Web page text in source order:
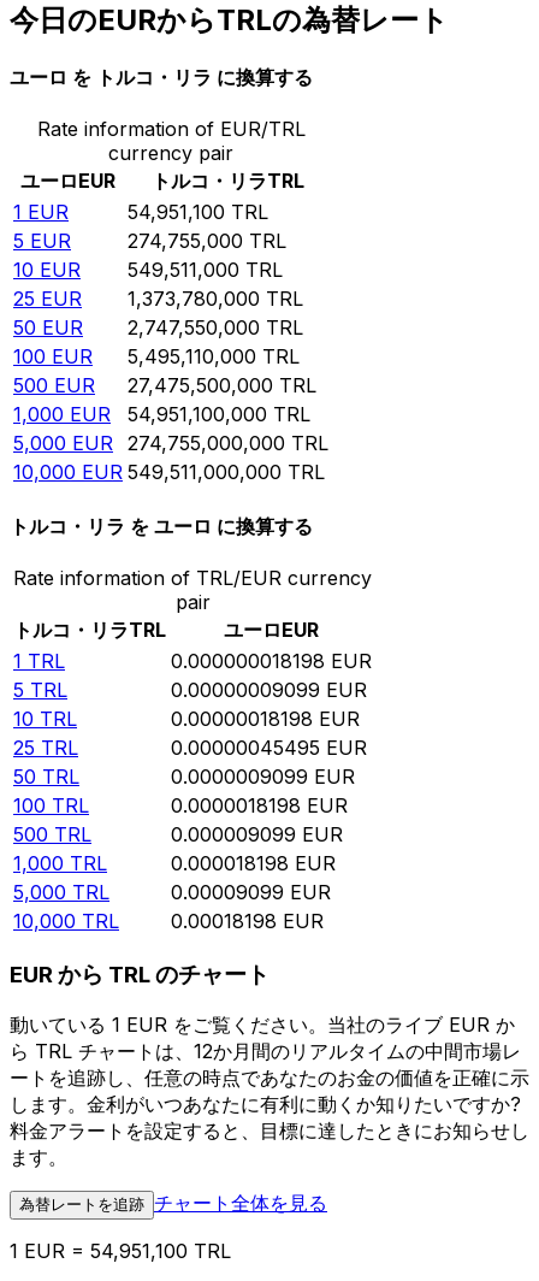
今日のEURからTRLの為替レート
ユーロ を トルコ・リラ に換算する
Rate information of EUR/TRL
currency pair
ユーロEUR トルコ・リラTRL
1 EUR 54,951,100 TRL
5 EUR 274,755,000 TRL
10 EUR 549,511,000 TRL
25 EUR 1,373,780,000 TRL
50 EUR 2,747,550,000 TRL
100 EUR 5,495,110,000 TRL
500 EUR 27,475,500,000 TRL
1,000 EUR 54,951,100,000 TRL
5,000 EUR 274,755,000,000 TRL
10,000 EUR 549,511,000,000 TRL
トルコ・リラ を ユーロ に換算する
Rate information of TRL/EUR currency
pair
トルコ・リラTRL ユーロEUR
1 TRL 0.000000018198 EUR
5 TRL 0.00000009099 EUR
10 TRL 0.00000018198 EUR
25 TRL 0.00000045495 EUR
50 TRL 0.0000009099 EUR
100 TRL 0.0000018198 EUR
500 TRL 0.000009099 EUR
1,000 TRL 0.000018198 EUR
5,000 TRL 0.00009099 EUR
10,000 TRL 0.00018198 EUR
EUR から TRL のチャート
動いている 1 EUR をご覧ください。当社のライブ EUR か
ら TRL チャートは、12か月間のリアルタイムの中間市場レ
ートを追跡し、任意の時点であなたのお金の価値を正確に示
します。金利がいつあなたに有利に動くか知りたいですか?
料金アラートを設定すると、目標に達したときにお知らせし
ます。
為替レートを追跡 チャート全体を見る
1 EUR = 54,951,100 TRL